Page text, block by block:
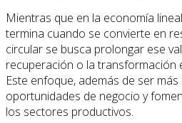
Mientras que en la economía
termina cuando se convierte en
circular se busca prolongar ese
recuperación o la transformación
Este enfoque, además de ser
oportunidades de negocio y
los sectores productivos.